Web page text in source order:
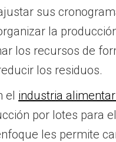
sus
la
los recursos de
los residuos.
el industria
por lotes para
les permite